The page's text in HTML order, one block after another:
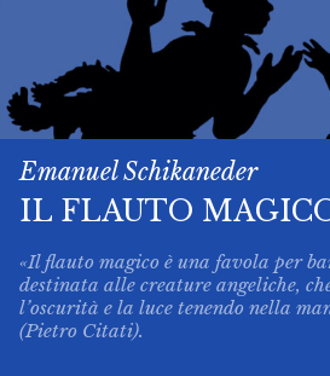
Emanuel Schikaneder
IL FLAUTO
«Il flauto magico è una favola per
destinata alle creature angeliche,
l’oscurità e la luce tenendo nella
(Pietro Citati).